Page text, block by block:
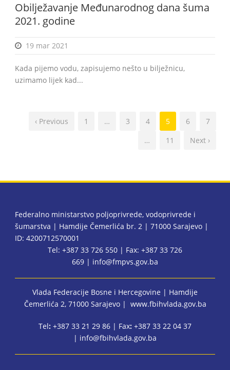
Obilježavanje Međunarodnog dana šuma
2021. godine
19 mar 2021
Kada pijemo vodu, zapisujemo nešto u bilježnicu,
uzimamo lijek kad...
‹ Previous 1 … 3 4 5 6
7
…
11 Next ›
Federalno ministarstvo poljoprivrede, vodoprivrede i
šumarstva | Hamdije Čemerlića br. 2 | 71000 Sarajevo |
ID: 4200712570001
Tel: +387 33 726 550 | Fax: +387 33 726
669 | info@fmpvs.gov.ba
Vlada Federacije Bosne i Hercegovine | Hamdije
Čemerlića 2, 71000 Sarajevo | www.fbihvlada.gov.ba
Tel: +387 33 21 29 86 | Fax: +387 33 22 04 37
| info@fbihvlada.gov.ba